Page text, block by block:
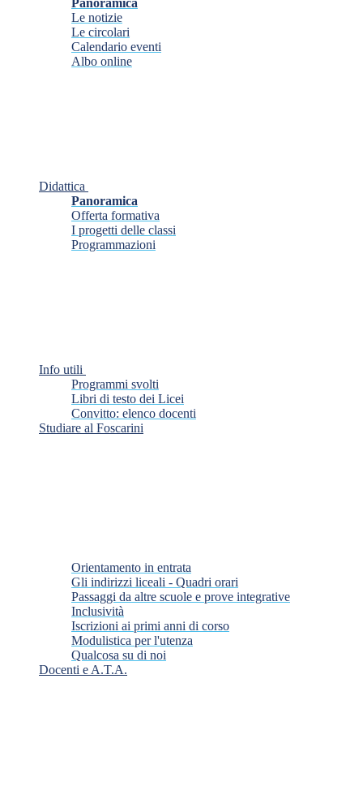
Panoramica
Le notizie
Le circolari
Calendario eventi
Albo online
Didattica
Panoramica
Offerta formativa
I progetti delle classi
Programmazioni
Info utili
Programmi svolti
Libri di testo dei Licei
Convitto: elenco docenti
Studiare al Foscarini
Orientamento in entrata
Gli indirizzi liceali - Quadri orari
Passaggi da altre scuole e prove integrative
Inclusività
Iscrizioni ai primi anni di corso
Modulistica per l'utenza
Qualcosa su di noi
Docenti e A.T.A.